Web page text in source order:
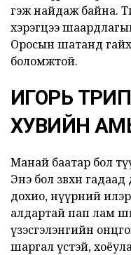
гэж найдаж байна.
хэрэгцээ
Оросын шатанд
боломжтой.
ИГОРЬ
ХУВИЙН
Манай баатар бол
Энэ бол зөвхөн
дохио, нүүрний
алдартай пап лам
үзэсгэлэнгийн
шаргал үстэй,